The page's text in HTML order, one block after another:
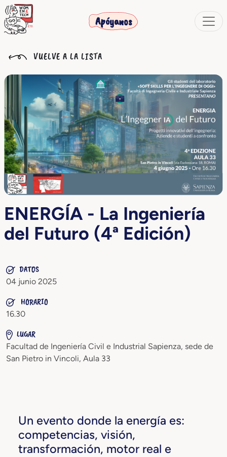
Apóyanos
VUELVE A LA LISTA
ENERGÍA - La Ingeniería
del Futuro (4ª Edición)
DATOS
04 junio 2025
HORARIO
16.30
LUGAR
Facultad de Ingeniería Civil e Industrial Sapienza, sede de
San Pietro in Vincoli, Aula 33
Un evento donde la energía es:
competencias, visión,
transformación, motor real e